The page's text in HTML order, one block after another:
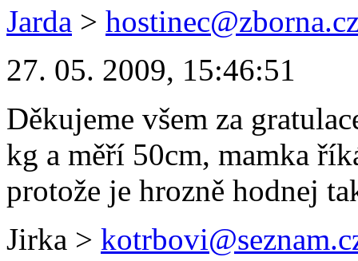
Jarda >
27. 05. 2009, 15:46:51
Děkujeme všem za
kg a měří 50cm, mamka
protože je hrozně hodnej
Jirka >